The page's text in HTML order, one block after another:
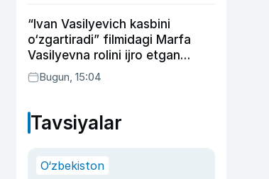
“Ivan Vasilyevich kasbini
o‘zgartiradi” filmidagi Marfa
Vasilyevna rolini ijro etgan
aktrisaning taqdiri qanday
kechdi?
Bugun, 15:04
Tavsiyalar
O‘zbekiston